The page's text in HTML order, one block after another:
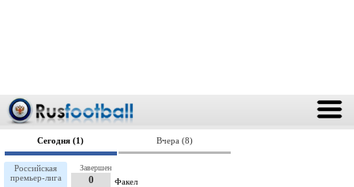
Сегодня (1) Вчера (8)
Российская
премьер-лига
Факел
0
Завершен